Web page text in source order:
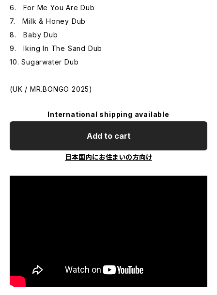
6. For Me You Are Dub
7. Milk & Honey Dub
8. Baby Dub
9. lking In The Sand Dub
10. Sugarwater Dub
(UK / MR.BONGO 2025)
International shipping available
Add to cart
日本国内にお住まいの方向け